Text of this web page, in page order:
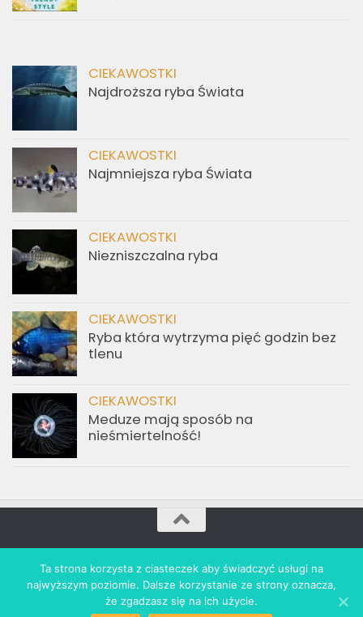
CIEKAWOSTKI
Najdroższa ryba Świata
CIEKAWOSTKI
Najmniejsza ryba Świata
CIEKAWOSTKI
Niezniszczalna ryba
CIEKAWOSTKI
Ryba która wytrzyma pięć godzin bez
tlenu
CIEKAWOSTKI
Meduze mają sposób na
nieśmiertelność!
revolta.marketing
Ta strona korzysta z ciasteczek aby świadczyć usługi na
najwyższym poziomie. Dalsze korzystanie ze strony oznacza,
że zgadzasz się na ich użycie.